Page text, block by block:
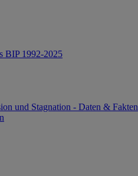
BIP 1992-2025
und Stagnation - Daten & Fakten